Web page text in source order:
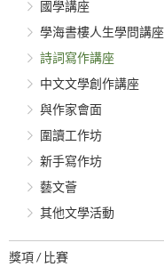
國學講座
學海書樓人生學問講座
詩詞寫作講座
中文文學創作講座
與作家會面
圍讀工作坊
新手寫作坊
藝文薈
其他文學活動
獎項 / 比賽